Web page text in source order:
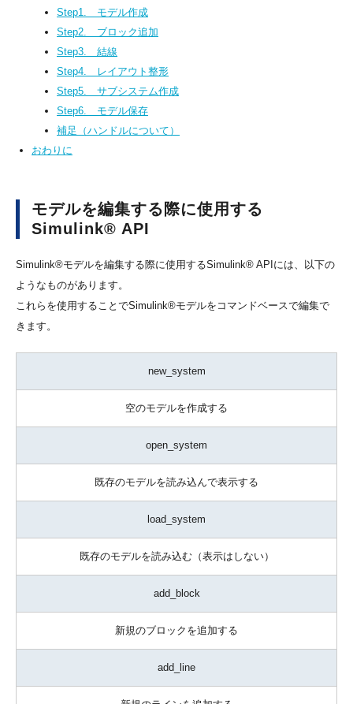
Step1. モデル作成
Step2. ブロック追加
Step3. 結線
Step4. レイアウト整形
Step5. サブシステム作成
Step6. モデル保存
補足（ハンドルについて）
おわりに
モデルを編集する際に使用する
Simulink® API
Simulink®モデルを編集する際に使用するSimulink® APIには、以下の
ようなものがあります。
これらを使用することでSimulink®モデルをコマンドベースで編集で
きます。
new_system
空のモデルを作成する
open_system
既存のモデルを読み込んで表示する
load_system
既存のモデルを読み込む（表示はしない）
add_block
新規のブロックを追加する
add_line